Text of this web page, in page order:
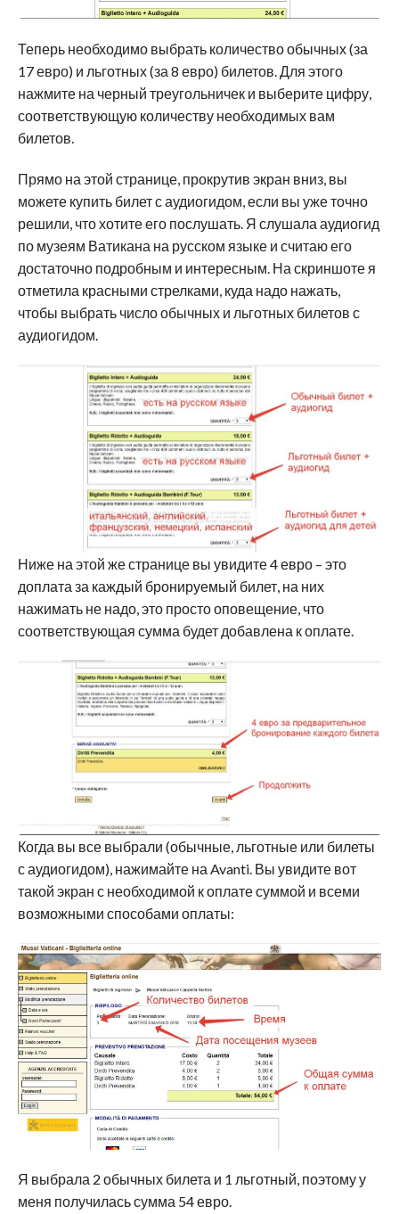
Теперь необходимо выбрать количество обычных (за
17 евро) и льготных (за 8 евро) билетов. Для этого
нажмите на черный треугольничек и выберите цифру,
соответствующую количеству необходимых вам
билетов.
Прямо на этой странице, прокрутив экран вниз, вы
можете купить билет с аудиогидом, если вы уже точно
решили, что хотите его послушать. Я слушала аудиогид
по музеям Ватикана на русском языке и считаю его
достаточно подробным и интересным. На скриншоте я
отметила красными стрелками, куда надо нажать,
чтобы выбрать число обычных и льготных билетов с
аудиогидом.
Ниже на этой же странице вы увидите 4 евро – это
доплата за каждый бронируемый билет, на них
нажимать не надо, это просто оповещение, что
соответствующая сумма будет добавлена к оплате.
Когда вы все выбрали (обычные, льготные или билеты
с аудиогидом), нажимайте на Avanti. Вы увидите вот
такой экран с необходимой к оплате суммой и всеми
возможными способами оплаты:
Я выбрала 2 обычных билета и 1 льготный, поэтому у
меня получилась сумма 54 евро.